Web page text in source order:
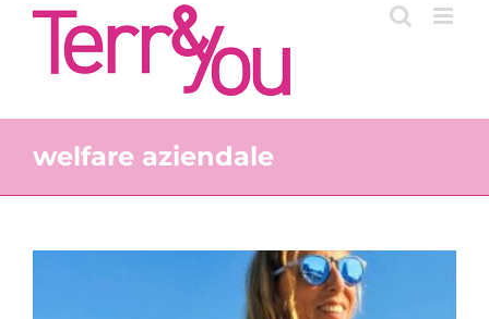
welfare aziendale